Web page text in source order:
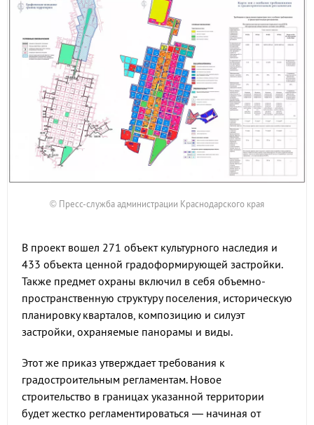
© Пресс-служба администрации Краснодарского края
В проект вошел 271 объект культурного наследия и
433 объекта ценной градоформирующей застройки.
Также предмет охраны включил в себя объемно-
пространственную структуру поселения, историческую
планировку кварталов, композицию и силуэт
застройки, охраняемые панорамы и виды.
Этот же приказ утверждает требования к
градостроительным регламентам. Новое
строительство в границах указанной территории
будет жестко регламентироваться — начиная от